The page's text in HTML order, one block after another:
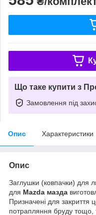
Що таке купити з
Замовлення під
Опис Характеристики
Опис
Заглушки (ковпачки) для
для Mazda мазда
Призначені для закриття
потрапляння бруду тощо,